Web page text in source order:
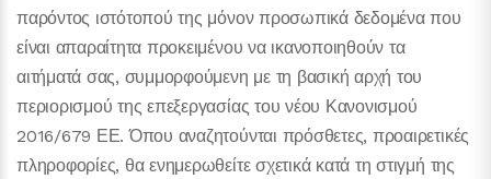
παρόντος ιστότοπού της μόνον προσωπικά δεδομένα που
είναι απαραίτητα προκειμένου να ικανοποιηθούν τα
αιτήματά σας, συμμορφούμενη με τη βασική αρχή του
περιορισμού της επεξεργασίας του νέου Κανονισμού
2016/679 ΕΕ. Όπου αναζητούνται πρόσθετες, προαιρετικές
πληροφορίες, θα ενημερωθείτε σχετικά κατά τη στιγμή της